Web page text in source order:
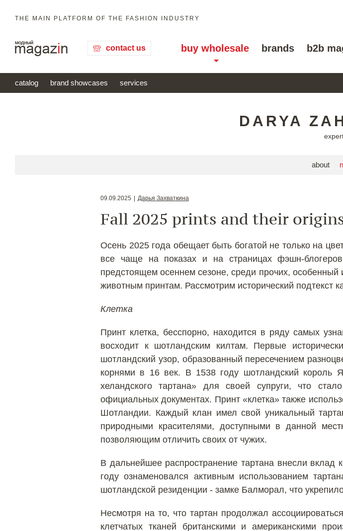
THE MAIN PLATFORM OF THE FASHION INDUSTRY
contact us buy wholesale brands b2b
catalog brand showcases services
DARYA
about
09.09.2025 Дарья Захваткина
Fall 2025 prints and their
Осень 2025 года обещает быть богатой не только на
все чаще на показах и на страницах фэшн-
предстоящем осеннем сезоне, среди прочих, особенный
животным принтам. Рассмотрим исторический подтекст
Клетка
Принт клетка, бесспорно, находится в ряду самых
восходит к шотландским килтам. Первые
шотландский узор, образованный пересечением
корнями в 16 век. В 1538 году шотландский король
хеландского тартана» для своей супруги, что
официальных документах. Принт «клетка» также
Шотландии. Каждый клан имел свой уникальный
природными красителями, доступными в данной
позволяющим отличить своих от чужих.
В дальнейшее распространение тартана внесли вклад
году ознаменовался активным использованием
шотландской резиденции - замке Балморал, что
Несмотря на то, что тартан продолжал
клетчатых тканей британскими и американскими